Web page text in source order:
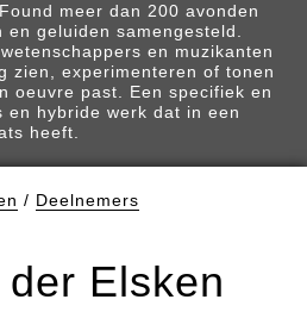
meer dan 200 avonden
geluiden samengesteld.
en muzikanten
zien, experimenteren of tonen
oeuvre past. Een specifiek en
en hybride werk dat in een
heeft.
/ Deelnemers
Elsken